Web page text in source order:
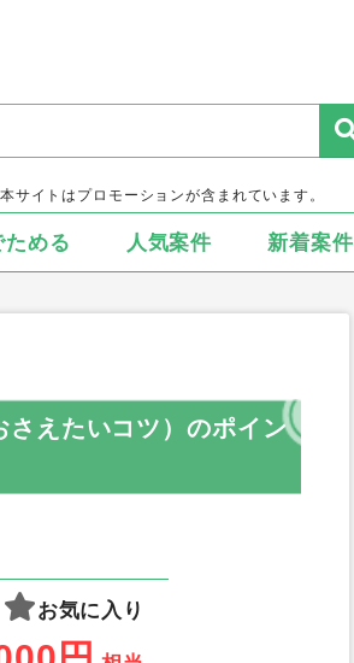
本サイトはプロモーションが含まれています。
める 人気案件 新着案件
さえたいコツ）のポイン
お気に入り